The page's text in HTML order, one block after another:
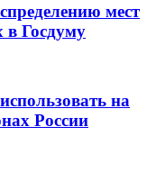
мест
в Госдуму
на
России